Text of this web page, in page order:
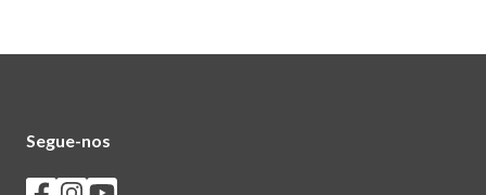
Segue-nos
Seguir os SASUM no Facebook
Seguir os SASUM no Instagram
Seguir os SASUM no Youtube